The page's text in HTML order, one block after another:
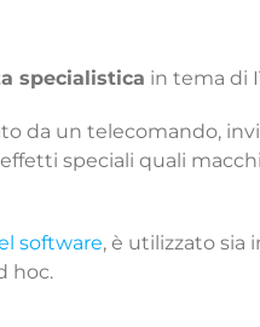
specialistica in tema di
da un telecomando,
speciali quali
software, è utilizzato sia
hoc.